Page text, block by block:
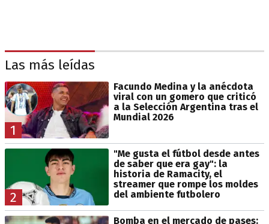
Las más leídas
1
Facundo Medina y la anécdota
viral con un gomero que criticó
a la Selección Argentina tras el
Mundial 2026
2
"Me gusta el fútbol desde antes
de saber que era gay": la
historia de Ramacity, el
streamer que rompe los moldes
del ambiente futbolero
Bomba en el mercado de pases: